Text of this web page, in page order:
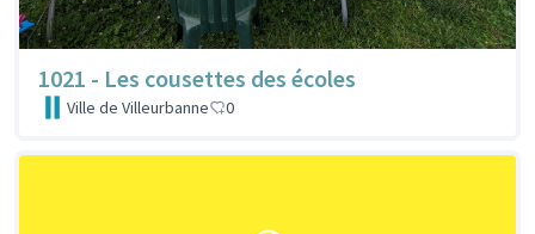
1021 - Les cousettes des écoles
Ville de Villeurbanne 0